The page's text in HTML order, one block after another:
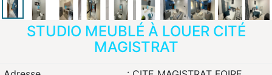
STUDIO MEUBLÉ À LOUER CITÉ
MAGISTRAT